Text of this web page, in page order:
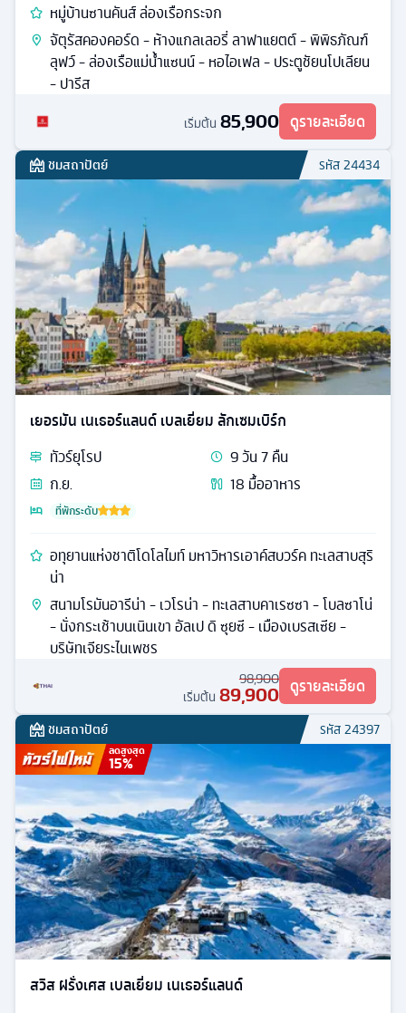
หมู่บ้านซานคันส์ ล่องเรือกระจก
จัตุรัสคองคอร์ด - ห้างแกลเลอรี่ ลาฟาแยตต์ - พิพิธภัณฑ์
ลุฟว์ - ล่องเรือแม่น้ำแซนน์ - หอไอเฟล - ประตูชัยนโปเลียน
- ปารีส
เริ่มต้น 85,900 ดูรายละเอียด
ชมสถาปัตย์ รหัส24434
เยอรมัน เนเธอร์แลนด์ เบลเยี่ยม ลักเซมเบิร์ก
ทัวร์ยุโรป 9วัน7คืน
ก.ย.
18 มื้ออาหาร
ที่พักระดับ
อทุยานแห่งชาติโดโลไมท์ มหาวิหารเอาค์สบวร์ค ทะเลสาบสุริ
น่า
สนามโรมันอารีน่า - เวโรน่า - ทะเลสาบคาเรซซา - โบลซาโน่
- นั่งกระเช้าบนเนินเขา อัลเป ดิ ซุยซี - เมืองเบรสเซีย -
บริษัทเจียระไนเพชร
98,900
เริ่มต้น 89,900 ดูรายละเอียด
ชมสถาปัตย์ รหัส24397
ลดสูงสุด
15%
สวิส ฝรั่งเศส เบลเยี่ยม เนเธอร์แลนด์